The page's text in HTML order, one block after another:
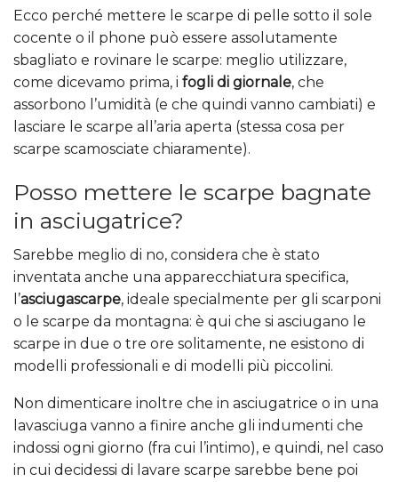
Ecco perché mettere le scarpe di pelle sotto il sole
cocente o il phone può essere assolutamente
sbagliato e rovinare le scarpe: meglio utilizzare,
come dicevamo prima, i fogli di giornale, che
assorbono l’umidità (e che quindi vanno cambiati) e
lasciare le scarpe all’aria aperta (stessa cosa per
scarpe scamosciate chiaramente).
Posso mettere le scarpe bagnate
in asciugatrice?
Sarebbe meglio di no, considera che è stato
inventata anche una apparecchiatura specifica,
l’asciugascarpe, ideale specialmente per gli scarponi
o le scarpe da montagna: è qui che si asciugano le
scarpe in due o tre ore solitamente, ne esistono di
modelli professionali e di modelli più piccolini.
Non dimenticare inoltre che in asciugatrice o in una
lavasciuga vanno a finire anche gli indumenti che
indossi ogni giorno (fra cui l’intimo), e quindi, nel caso
in cui decidessi di lavare scarpe sarebbe bene poi